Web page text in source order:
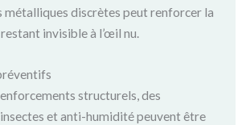
métalliques discrètes peut renforcer la
invisible à l’œil nu.
structurels, des
et anti-humidité peuvent être